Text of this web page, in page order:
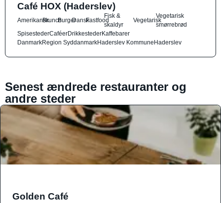
Café HOX (Haderslev)
AmerikanskBrunchBurgerDanskFastfood
Fisk &
skaldyr
Vegetarisk
Vegetarisk
smørrebrød
SpisestederCaféerDrikkestederKaffebarer
DanmarkRegion SyddanmarkHaderslev KommuneHaderslev
Senest ændrede restauranter og
andre steder
Golden Café